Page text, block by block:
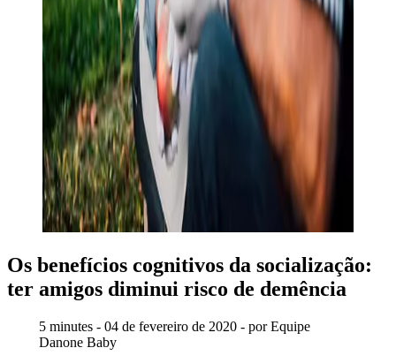
Os benefícios cognitivos da socialização:
ter amigos diminui risco de demência
5 minutes - 04 de fevereiro de 2020 - por Equipe
Danone Baby